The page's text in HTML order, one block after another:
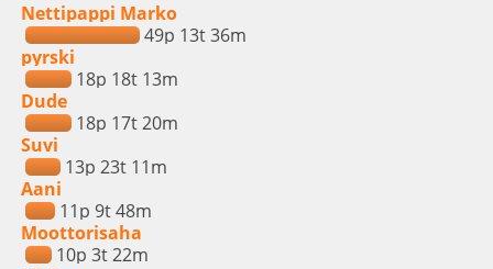
Nettipappi Marko
49p 13t 36m
pyrski
18p 18t 13m
Dude
18p 17t 20m
Suvi
13p 23t 11m
Aani
11p 9t 48m
Moottorisaha
10p 3t 22m